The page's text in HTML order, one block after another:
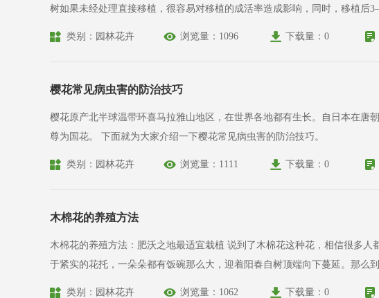
树如果未经处理直接移植，很容易对移植的成活率造成影响，同时，移植
类别：园林花卉 浏览量：1096 下载量：0
樱花常见病虫害的防治技巧
樱花原产北半球温带环喜马拉雅山地区，在世界各地都有生长。自日本在唐
尊为国花。 下面就为大家介绍一下樱花常见病虫害的防治技巧。
类别：园林花卉 浏览量：1111 下载量：0
木棉花的养殖方法
木棉花的养殖方法：肥沃之地最适宜栽植 说到了木棉花这种花，相信很多人都觉得非常地熟悉。木棉花是广东的特产，是广州的市花，五片拥有强劲曲线的花瓣，包围一束绵密的黄色花蕊，收束
于紧实的花托，一朵朵都有饭碗那么大，迎着阳春自树顶端向下蔓延。那么
类别：园林花卉 浏览量：1062 下载量：0